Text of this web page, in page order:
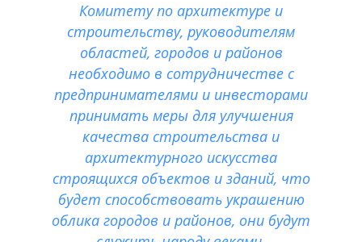
Комитету по архитектуре и
строительству, руководителям
областей, городов и районов
необходимо в сотрудничестве с
предпринимателями и инвесторами
принимать меры для улучшения
качества строительства и
архитектурного искусства
строящихся объектов и зданий, что
будет способствовать украшению
облика городов и районов, они будут